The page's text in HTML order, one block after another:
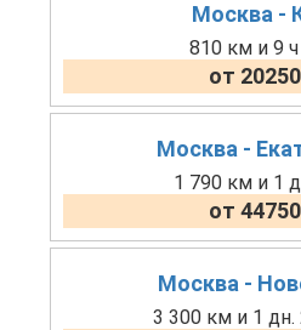
Москва -
810 км и 9
от
Москва -
1 790 км и 1
от
Москва -
3 300 км и 1 дн.